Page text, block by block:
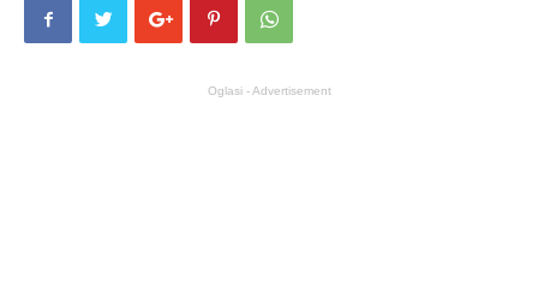
Oglasi - Advertisement